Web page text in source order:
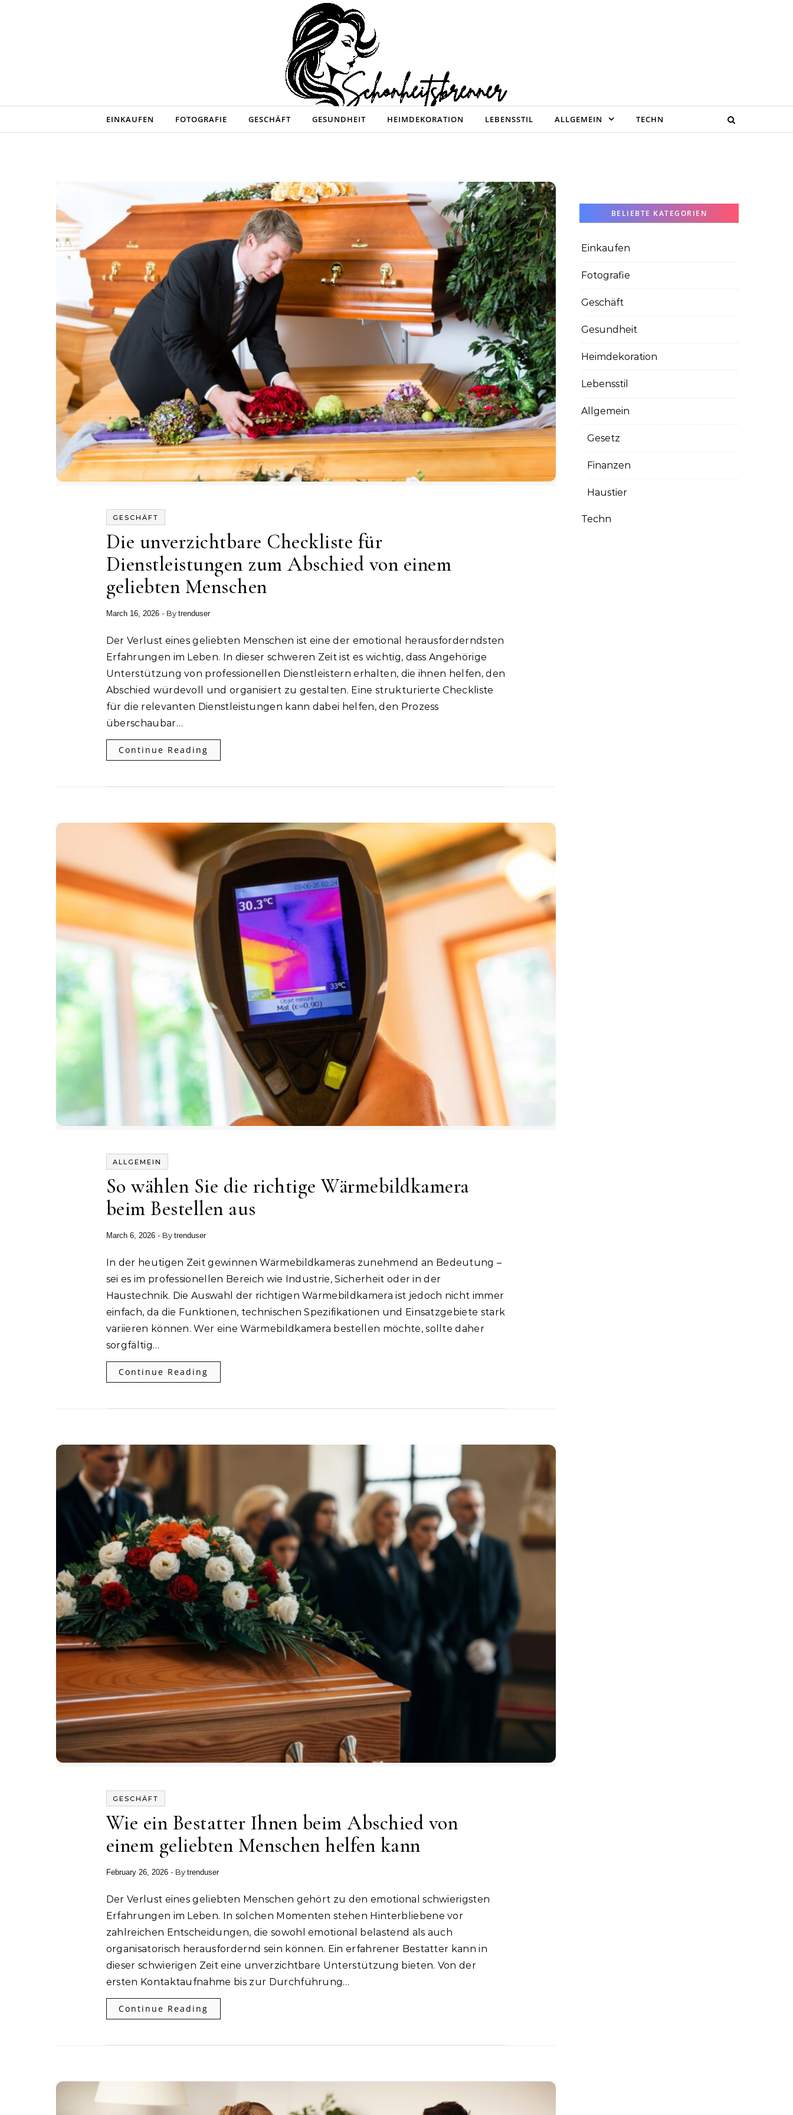
EINKAUFEN FOTOGRAFIE GESCHÄFT GESUNDHEIT HEIMDEKORATION LEBENSSTIL ALLGEMEIN TECHN
GESCHÄFT
Die unverzichtbare Checkliste für
Dienstleistungen zum Abschied von einem
geliebten Menschen
March 16, 2026 - By trenduser
Der Verlust eines geliebten Menschen ist eine der emotional herausforderndsten
Erfahrungen im Leben. In dieser schweren Zeit ist es wichtig, dass Angehörige
Unterstützung von professionellen Dienstleistern erhalten, die ihnen helfen, den
Abschied würdevoll und organisiert zu gestalten. Eine strukturierte Checkliste
für die relevanten Dienstleistungen kann dabei helfen, den Prozess
überschaubar…
Continue Reading
ALLGEMEIN
So wählen Sie die richtige Wärmebildkamera
beim Bestellen aus
March 6, 2026 - By trenduser
sei es im professionellen Bereich wie Industrie, Sicherheit oder in der
Haustechnik. Die Auswahl der richtigen Wärmebildkamera ist jedoch nicht immer
einfach, da die Funktionen, technischen Spezifikationen und Einsatzgebiete stark
variieren können. Wer eine Wärmebildkamera bestellen möchte, sollte daher
sorgfältig…
Continue Reading
GESCHÄFT
Wie ein Bestatter Ihnen beim Abschied von
einem geliebten Menschen helfen kann
February 26, 2026 - By trenduser
Der Verlust eines geliebten Menschen gehört zu den emotional schwierigsten
Erfahrungen im Leben. In solchen Momenten stehen Hinterbliebene vor
zahlreichen Entscheidungen, die sowohl emotional belastend als auch
organisatorisch herausfordernd sein können. Ein erfahrener Bestatter kann in
dieser schwierigen Zeit eine unverzichtbare Unterstützung bieten. Von der
ersten Kontaktaufnahme bis zur Durchführung…
Continue Reading
BELIEBTE KATEGORIEN
Einkaufen
Fotografie
Geschäft
Gesundheit
Heimdekoration
Lebensstil
Allgemein
Gesetz
Finanzen
Haustier
Techn